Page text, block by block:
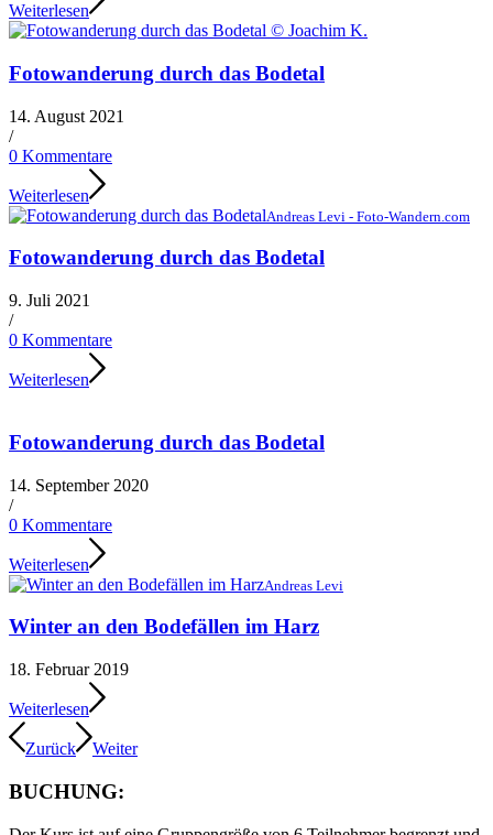
Weiterlesen
Fotowanderung durch das Bodetal
14. August 2021
/
0 Kommentare
Weiterlesen
Andreas Levi - Foto-Wandern.com
Fotowanderung durch das Bodetal
9. Juli 2021
/
0 Kommentare
Weiterlesen
Fotowanderung durch das Bodetal
14. September 2020
/
0 Kommentare
Weiterlesen
Andreas Levi
Winter an den Bodefällen im Harz
18. Februar 2019
Weiterlesen
Zurück Weiter
BUCHUNG: